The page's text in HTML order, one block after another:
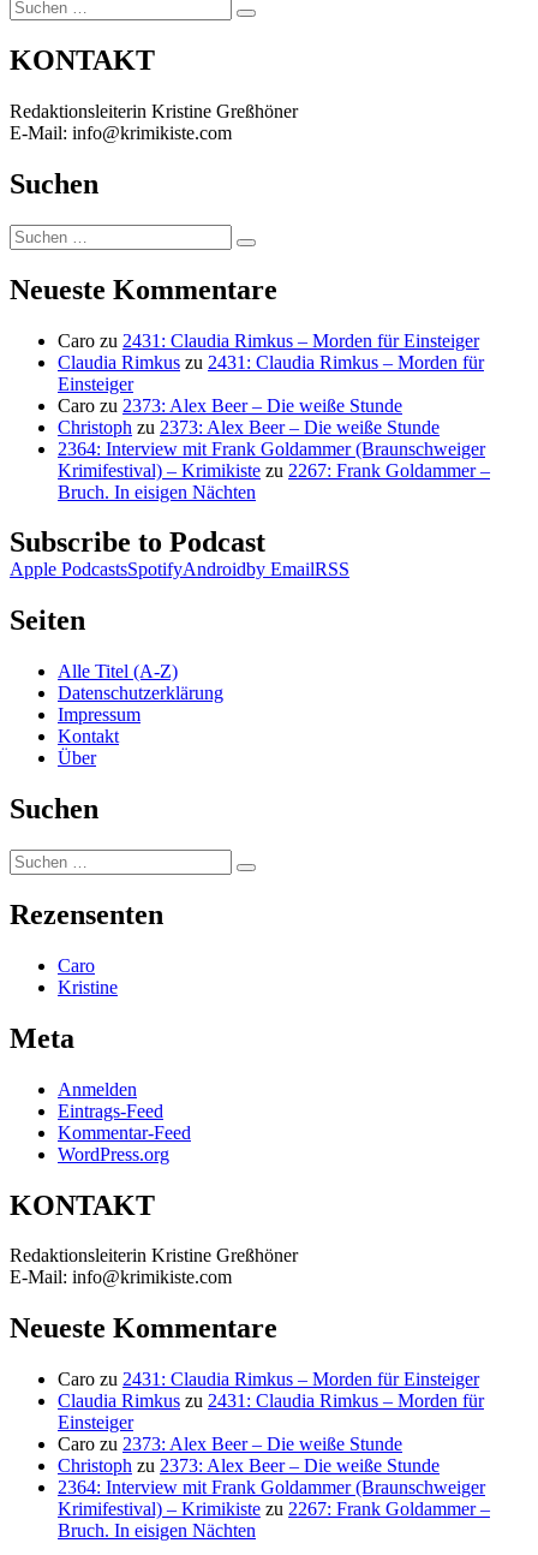
Suchen
nach:
Suchen
KONTAKT
Redaktionsleiterin Kristine Greßhöner
E-Mail: info@krimikiste.com
Suchen
Suchen
nach:
Suchen
Neueste Kommentare
Caro zu 2431: Claudia Rimkus – Morden für Einsteiger
Claudia Rimkus zu 2431: Claudia Rimkus – Morden für
Einsteiger
Caro zu 2373: Alex Beer – Die weiße Stunde
Christoph zu 2373: Alex Beer – Die weiße Stunde
2364: Interview mit Frank Goldammer (Braunschweiger
Krimifestival) – Krimikiste zu 2267: Frank Goldammer –
Bruch. In eisigen Nächten
Subscribe to Podcast
Apple PodcastsSpotifyAndroidby EmailRSS
Seiten
Alle Titel (A-Z)
Datenschutzerklärung
Impressum
Kontakt
Über
Suchen
Suchen
nach:
Suchen
Rezensenten
Caro
Kristine
Meta
Anmelden
Eintrags-Feed
Kommentar-Feed
WordPress.org
KONTAKT
Redaktionsleiterin Kristine Greßhöner
E-Mail: info@krimikiste.com
Neueste Kommentare
Caro zu 2431: Claudia Rimkus – Morden für Einsteiger
Claudia Rimkus zu 2431: Claudia Rimkus – Morden für
Einsteiger
Caro zu 2373: Alex Beer – Die weiße Stunde
Christoph zu 2373: Alex Beer – Die weiße Stunde
2364: Interview mit Frank Goldammer (Braunschweiger
Krimifestival) – Krimikiste zu 2267: Frank Goldammer –
Bruch. In eisigen Nächten